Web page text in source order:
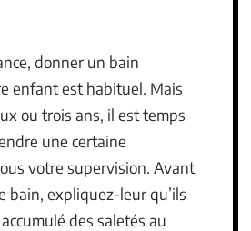
donner un bain
enfant est habituel. Mais
ou trois ans, il est temps
une certaine
votre supervision. Avant
bain, expliquez-leur qu’ils
des saletés au